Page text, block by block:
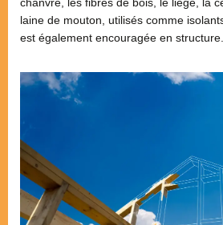
laine de mouton, utilisés comme
est également encouragée en structure.